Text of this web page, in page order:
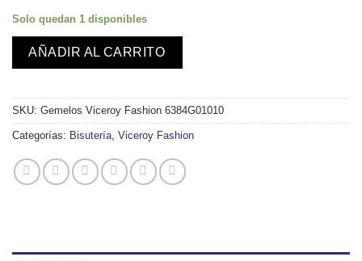
Solo quedan 1 disponibles
AÑADIR AL CARRITO
SKU: Gemelos Viceroy Fashion 6384G01010
Categorías: Bisutería, Viceroy Fashion